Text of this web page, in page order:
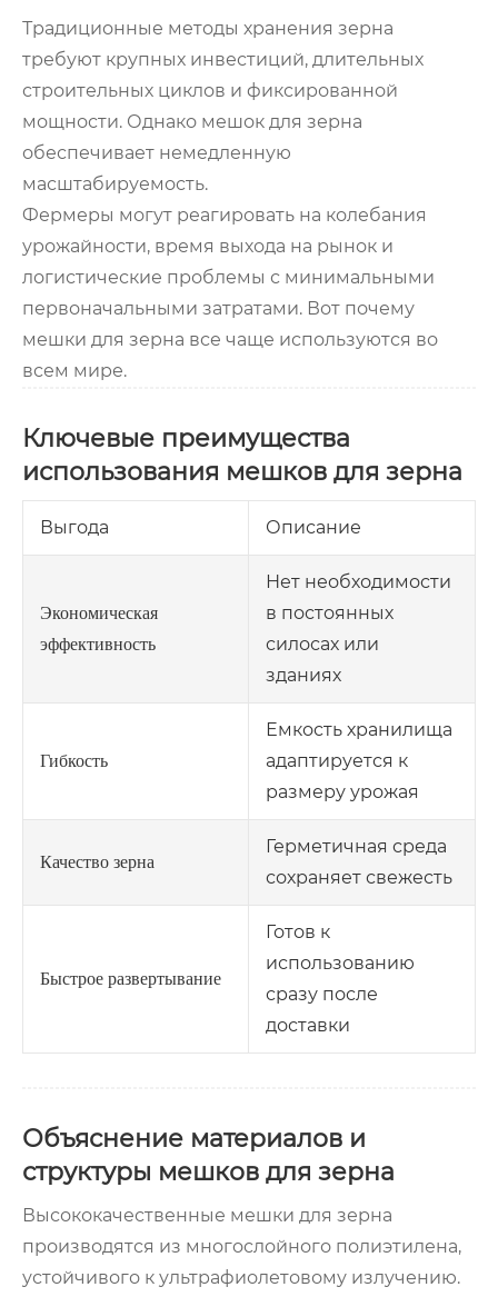
Традиционные методы хранения зерна
требуют крупных инвестиций, длительных
строительных циклов и фиксированной
мощности. Однако мешок для зерна
обеспечивает немедленную
масштабируемость.
Фермеры могут реагировать на колебания
урожайности, время выхода на рынок и
логистические проблемы с минимальными
первоначальными затратами. Вот почему
мешки для зерна все чаще используются во
всем мире.
Ключевые преимущества
использования мешков для зерна
Выгода Описание
Экономическая
эффективность
Нет необходимости
в постоянных
силосах или
зданиях
Гибкость
Емкость хранилища
адаптируется к
размеру урожая
Качество зерна
Герметичная среда
сохраняет свежесть
Быстрое развертывание
Готов к
использованию
сразу после
доставки
Объяснение материалов и
структуры мешков для зерна
Высококачественные мешки для зерна
производятся из многослойного полиэтилена,
устойчивого к ультрафиолетовому излучению.